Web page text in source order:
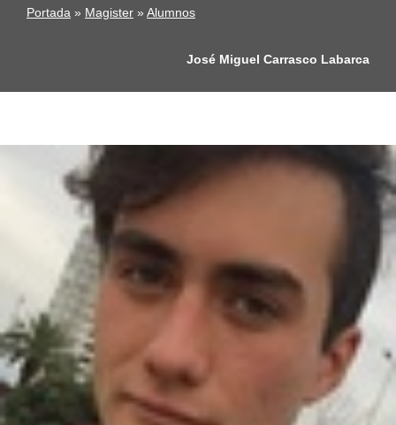
Portada » Magister » Alumnos
José Miguel Carrasco Labarca